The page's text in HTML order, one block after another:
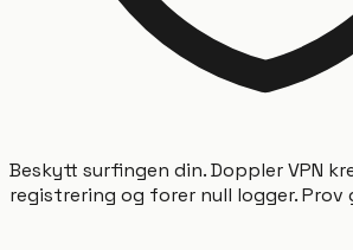
Beskytt surfingen din. Doppler VPN
registrering og forer null logger. Prov